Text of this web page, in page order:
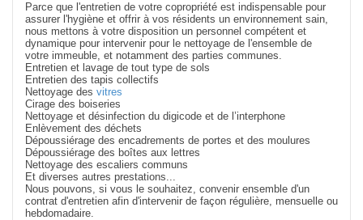
Parce que l'entretien de votre copropriété est indispensable pour
assurer l'hygiène et offrir à vos résidents un environnement sain,
nous mettons à votre disposition un personnel compétent et
dynamique pour intervenir pour le nettoyage de l'ensemble de
votre immeuble, et notamment des parties communes.
Entretien et lavage de tout type de sols
Entretien des tapis collectifs
Nettoyage des vitres
Cirage des boiseries
Nettoyage et désinfection du digicode et de l’interphone
Enlèvement des déchets
Dépoussiérage des encadrements de portes et des moulures
Dépoussiérage des boîtes aux lettres
Nettoyage des escaliers communs
Et diverses autres prestations...
Nous pouvons, si vous le souhaitez, convenir ensemble d'un
contrat d'entretien afin d'intervenir de façon régulière, mensuelle ou
hebdomadaire.